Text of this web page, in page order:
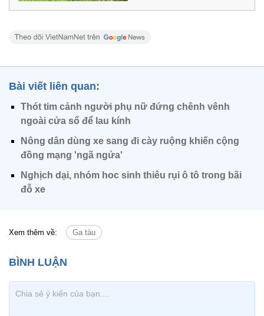
Bài viết liên quan:
Thót tim cảnh người phụ nữ đứng chênh vênh
ngoài cửa sổ để lau kính
Nông dân dùng xe sang đi cày ruộng khiến cộng
đồng mạng 'ngã ngửa'
Nghịch dại, nhóm hoc sinh thiêu rụi ô tô trong bãi
đỗ xe
Xem thêm về: Ga tàu